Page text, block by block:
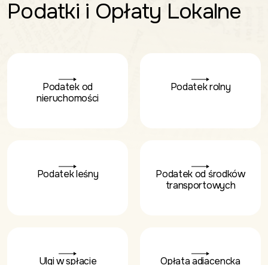
Podatki i Opłaty Lokalne
Podatek od
nieruchomości
Podatek rolny
Podatek leśny
Podatek od środków
transportowych
Ulgi w spłacie
Opłata adiacencka